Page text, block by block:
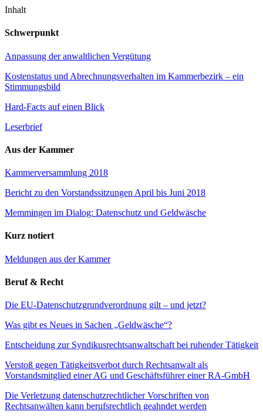
Inhalt
Schwerpunkt
Anpassung der anwaltlichen Vergütung
Kostenstatus und Abrechnungsverhalten im Kammerbezirk – ein
Stimmungsbild
Hard-Facts auf einen Blick
Leserbrief
Aus der Kammer
Kammerversammlung 2018
Bericht zu den Vorstandssitzungen April bis Juni 2018
Memmingen im Dialog: Datenschutz und Geldwäsche
Kurz notiert
Meldungen aus der Kammer
Beruf & Recht
Die EU-Datenschutzgrundverordnung gilt – und jetzt?
Was gibt es Neues in Sachen „Geldwäsche“?
Entscheidung zur Syndikusrechtsanwaltschaft bei ruhender Tätigkeit
Verstoß gegen Tätigkeitsverbot durch Rechtsanwalt als
Vorstandsmitglied einer AG und Geschäftsführer einer RA-GmbH
Die Verletzung datenschutzrechtlicher Vorschriften von
Rechtsanwälten kann berufsrechtlich geahndet werden